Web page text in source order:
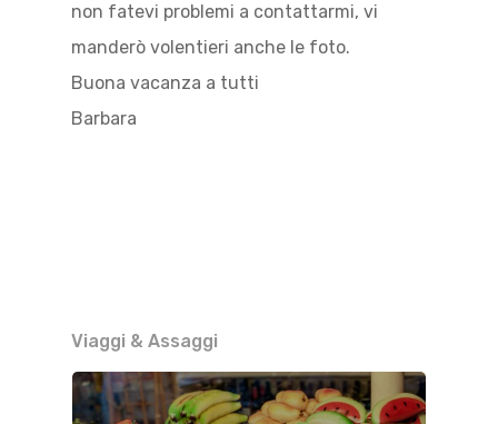
non fatevi problemi a contattarmi, vi
manderò volentieri anche le foto.
Buona vacanza a tutti
Barbara
Viaggi & Assaggi